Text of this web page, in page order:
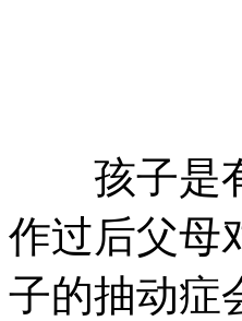
孩子是有
作过后父母
子的抽动症